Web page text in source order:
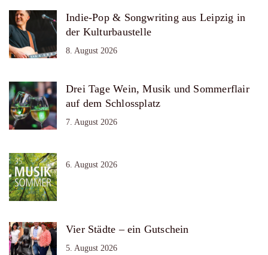
Indie-Pop & Songwriting aus Leipzig in
der Kulturbaustelle
8. August 2026
Drei Tage Wein, Musik und Sommerflair
auf dem Schlossplatz
7. August 2026
6. August 2026
Vier Städte – ein Gutschein
5. August 2026